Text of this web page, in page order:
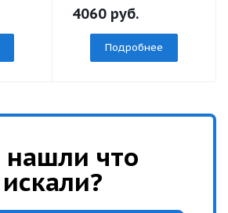
4060 руб.
Подробнее
нашли что
искали?